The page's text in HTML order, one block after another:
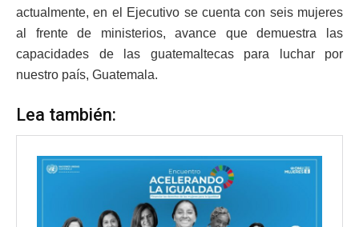
actualmente, en el Ejecutivo se cuenta con seis mujeres
al frente de ministerios, avance que demuestra las
capacidades de las guatemaltecas para luchar por
nuestro país, Guatemala.
Lea también: